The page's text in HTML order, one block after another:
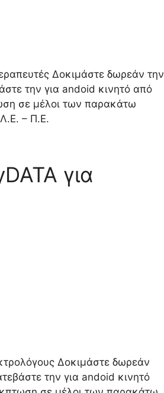
Δοκιμάστε δωρεάν την
την για andoid κινητό από
σε μέλοι των παρακάτω
– Π.Ε.
για
Δοκιμάστε δωρεάν
την για andoid κινητό